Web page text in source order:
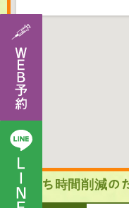
待ち時間削減